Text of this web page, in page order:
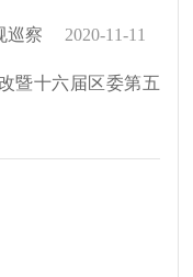
巡察 2020-11-11
暨十六届区委第五